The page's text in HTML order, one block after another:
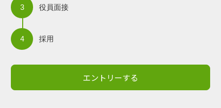
役員面接
採用
エントリーする